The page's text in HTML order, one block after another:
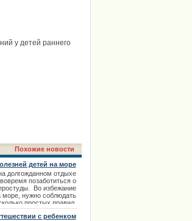
у детей раннего
Похожие новости
детей на море
долгожданном отдыхе
позаботиться о
Во избежание
море, нужно соблюдать
простых правил.
с ребенком